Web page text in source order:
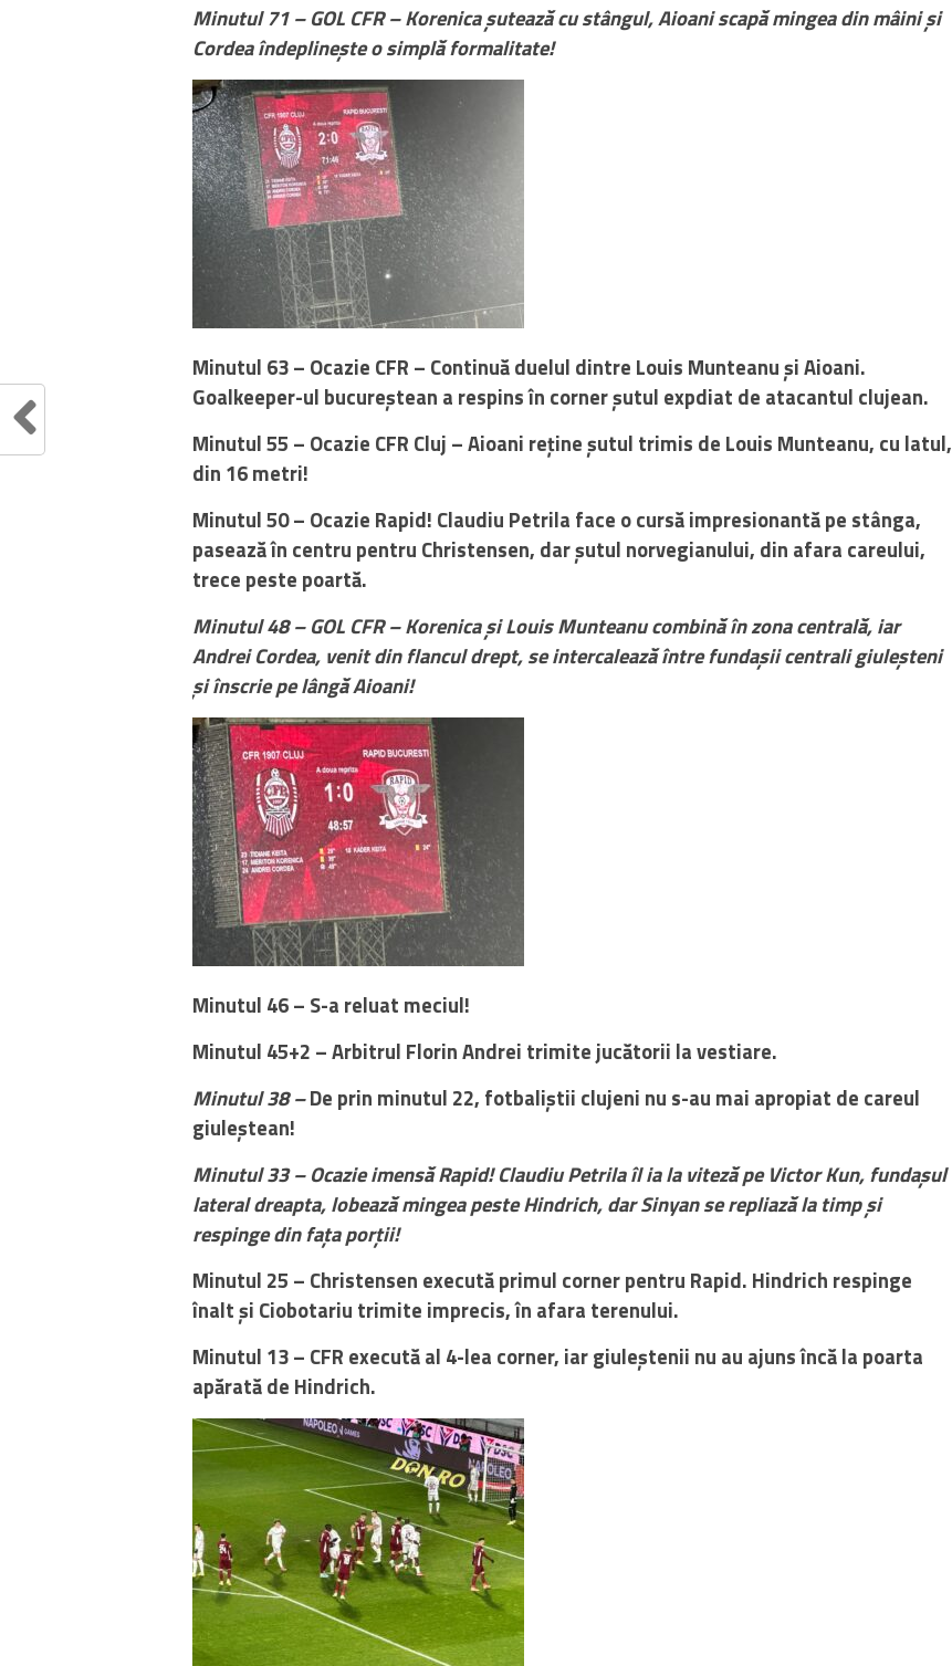
Minutul 71 – GOL CFR – Korenica șutează cu stângul, Aioani scapă mingea din mâini și
Cordea îndeplinește o simplă formalitate!
Minutul 63 – Ocazie CFR – Continuă duelul dintre Louis Munteanu și Aioani.
Goalkeeper-ul bucureștean a respins în corner șutul expdiat de atacantul clujean.
Minutul 55 – Ocazie CFR Cluj – Aioani reține șutul trimis de Louis Munteanu, cu latul,
din 16 metri!
Minutul 50 – Ocazie Rapid! Claudiu Petrila face o cursă impresionantă pe stânga,
pasează în centru pentru Christensen, dar șutul norvegianului, din afara careului,
trece peste poartă.
Minutul 48 – GOL CFR – Korenica și Louis Munteanu combină în zona centrală, iar
Andrei Cordea, venit din flancul drept, se intercalează între fundașii centrali giuleșteni
și înscrie pe lângă Aioani!
Minutul 46 – S-a reluat meciul!
Minutul 45+2 – Arbitrul Florin Andrei trimite jucătorii la vestiare.
Minutul 38 –De prin minutul 22, fotbaliștii clujeni nu s-au mai apropiat de careul
giuleștean!
Minutul 33 – Ocazie imensă Rapid! Claudiu Petrila îl ia la viteză pe Victor Kun, fundașul
lateral dreapta, lobează mingea peste Hindrich, dar Sinyan se repliază la timp și
respinge din fața porții!
Minutul 25 – Christensen execută primul corner pentru Rapid. Hindrich respinge
înalt și Ciobotariu trimite imprecis, în afara terenului.
Minutul 13 – CFR execută al 4-lea corner, iar giuleștenii nu au ajuns încă la poarta
apărată de Hindrich.